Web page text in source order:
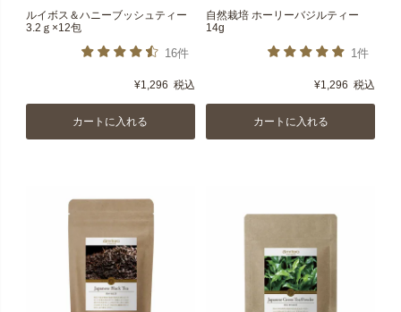
ルイボス＆ハニーブッシュティー
3.2ｇ×12包
16件
¥1,296 税込
カートに入れる
自然栽培 ホーリーバジルティー
14g
1件
¥1,296 税込
カートに入れる